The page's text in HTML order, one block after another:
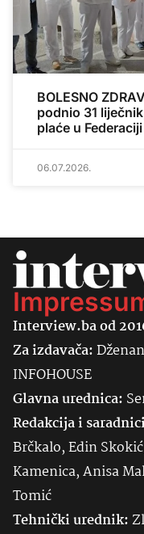
BOLESNO
podnio 31
plaće u
06.07.2026.
Interview.ba od
Za izdavača:
INFOHOUSE
Glavna urednica:
Redakcija i
Brčkalo, Edin
Kamenica, Anisa
Tomić
Tehnički urednik: